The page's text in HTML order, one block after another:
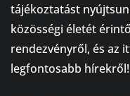
tájékoztatást
közösségi életét
rendezvényről, és az
legfontosabb hírekről!